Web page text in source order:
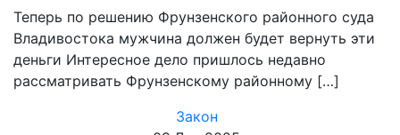
Теперь по решению Фрунзенского районного суда
Владивостока мужчина должен будет вернуть эти
деньги Интересное дело пришлось недавно
рассматривать Фрунзенскому районному […]
Закон